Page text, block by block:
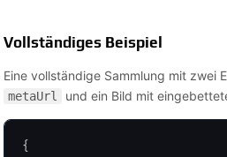
Vollständiges Beispiel
Eine vollständige Sammlung mit zwei
metaUrl und ein Bild mit
{